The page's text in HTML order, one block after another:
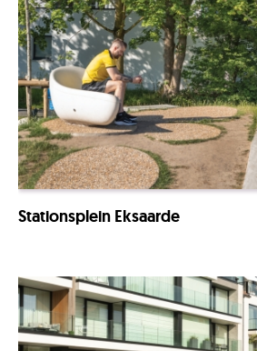
Stationsplein Eksaarde